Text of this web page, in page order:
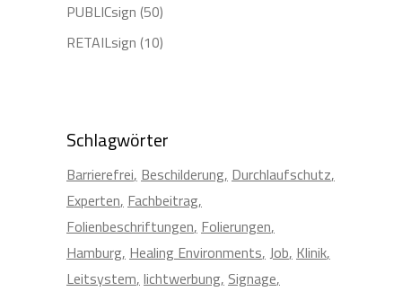
PUBLICsign (50)
RETAILsign (10)
Schlagwörter
Barrierefrei Beschilderung Durchlaufschutz
Experten Fachbeitrag
Folienbeschriftungen Folierungen
Hamburg Healing Environments Job Klinik
Leitsystem lichtwerbung Signage